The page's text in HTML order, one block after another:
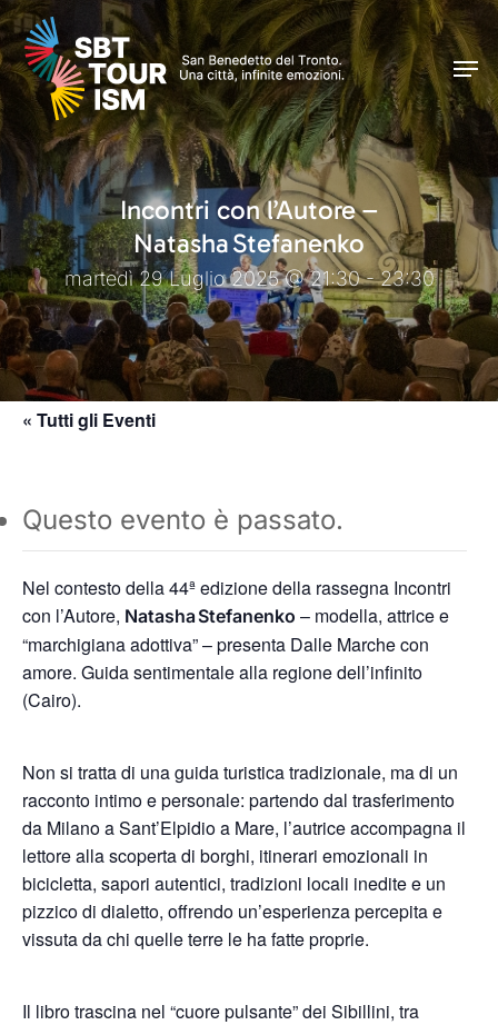
Skip
to
main
content
Incontri con l’Autore –
Natasha Stefanenko
martedì 29 Luglio 2025 @ 21:30 - 23:30
« Tutti gli Eventi
Questo evento è passato.
Nel contesto della 44ª edizione della rassegna Incontri
con l’Autore, Natasha Stefanenko – modella, attrice e
“marchigiana adottiva” – presenta Dalle Marche con
amore. Guida sentimentale alla regione dell’infinito
(Cairo).
Non si tratta di una guida turistica tradizionale, ma di un
racconto intimo e personale: partendo dal trasferimento
da Milano a Sant’Elpidio a Mare, l’autrice accompagna il
lettore alla scoperta di borghi, itinerari emozionali in
bicicletta, sapori autentici, tradizioni locali inedite e un
pizzico di dialetto, offrendo un’esperienza percepita e
vissuta da chi quelle terre le ha fatte proprie.
Il libro trascina nel “cuore pulsante” dei Sibillini, tra